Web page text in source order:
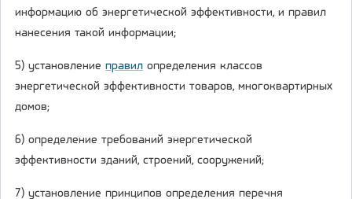
информацию об энергетической эффективности, и правил
нанесения такой информации;
5) установление правил определения классов
энергетической эффективности товаров, многоквартирных
домов;
6) определение требований энергетической
эффективности зданий, строений, сооружений;
7) установление принципов определения перечня